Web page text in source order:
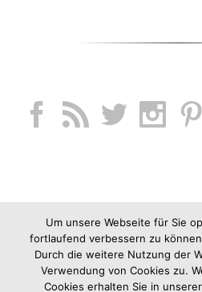
Um unsere Webseite für Sie
fortlaufend verbessern zu
Durch die weitere Nutzung der
Verwendung von Cookies zu.
Cookies erhalten Sie in unserer